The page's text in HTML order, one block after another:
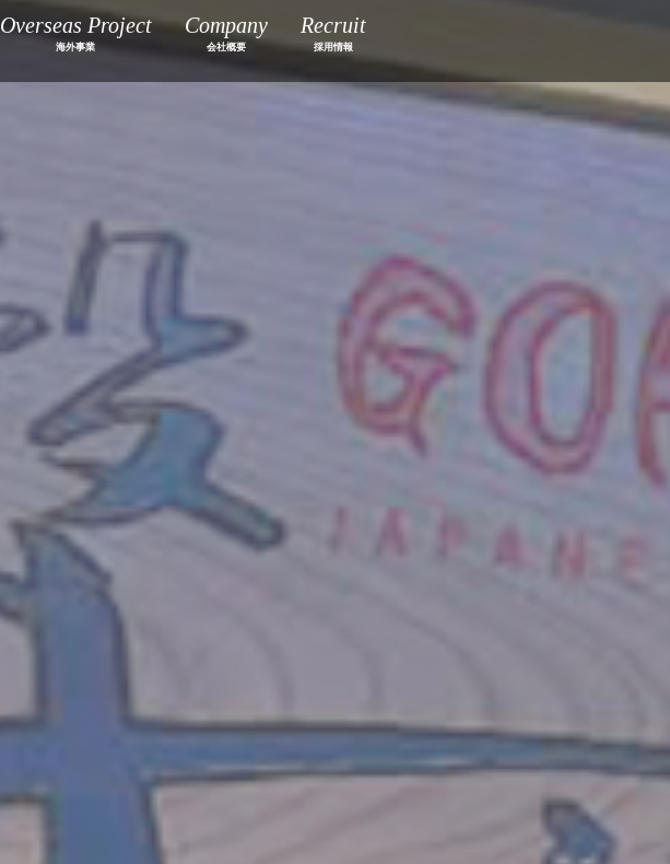
Overseas Project
海外事業
Company
会社概要
Recruit
採用情報